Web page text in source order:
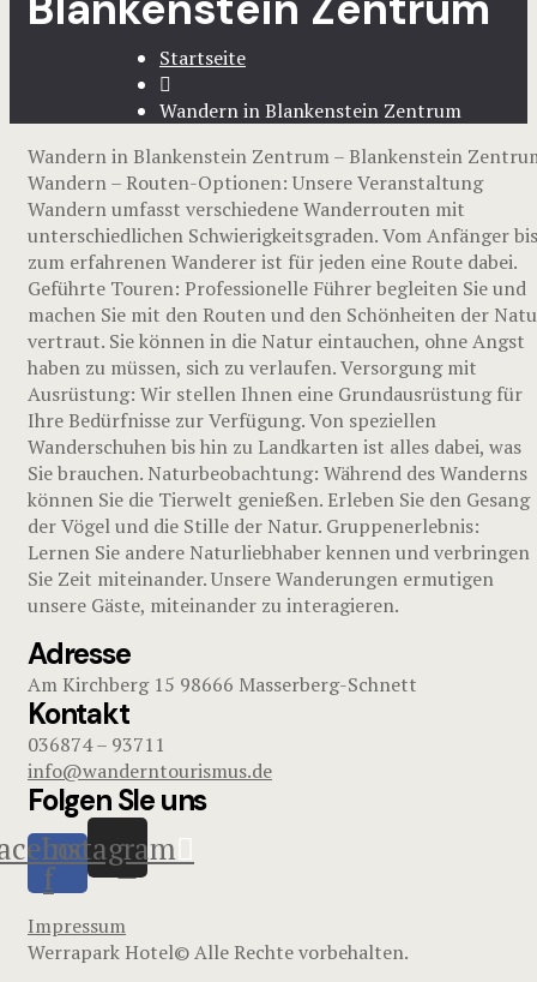
Startseite
Wandern in Blankenstein Zentrum
Wandern in Blankenstein Zentrum – Blankenstein
Wandern – Routen-Optionen: Unsere Veranstaltung
Wandern umfasst verschiedene Wanderrouten mit
unterschiedlichen Schwierigkeitsgraden. Vom Anfänger bis
zum erfahrenen Wanderer ist für jeden eine Route dabei.
Geführte Touren: Professionelle Führer begleiten Sie und
machen Sie mit den Routen und den Schönheiten der
vertraut. Sie können in die Natur eintauchen, ohne Angst
haben zu müssen, sich zu verlaufen. Versorgung mit
Ausrüstung: Wir stellen Ihnen eine Grundausrüstung für
Ihre Bedürfnisse zur Verfügung. Von speziellen
Wanderschuhen bis hin zu Landkarten ist alles dabei, was
Sie brauchen. Naturbeobachtung: Während des Wanderns
können Sie die Tierwelt genießen. Erleben Sie den Gesang
der Vögel und die Stille der Natur. Gruppenerlebnis:
Lernen Sie andere Naturliebhaber kennen und verbringen
Sie Zeit miteinander. Unsere Wanderungen ermutigen
unsere Gäste, miteinander zu interagieren.
Adresse
Am Kirchberg 15 98666 Masserberg-Schnett
Kontakt
036874 – 93711
info@wanderntourismus.de
Folgen SIe uns
f
Instagram
Impressum
Werrapark Hotel© Alle Rechte vorbehalten.